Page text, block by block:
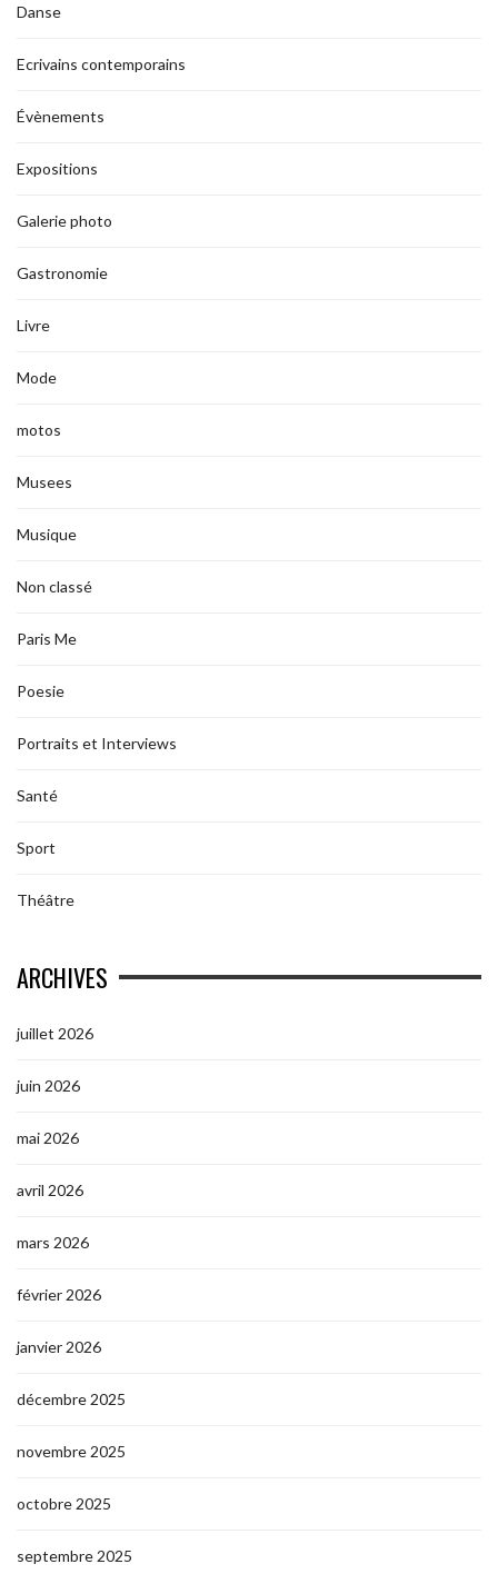
Danse
Ecrivains contemporains
Évènements
Expositions
Galerie photo
Gastronomie
Livre
Mode
motos
Musees
Musique
Non classé
Paris Me
Poesie
Portraits et Interviews
Santé
Sport
Théâtre
ARCHIVES
juillet 2026
juin 2026
mai 2026
avril 2026
mars 2026
février 2026
janvier 2026
décembre 2025
novembre 2025
octobre 2025
septembre 2025